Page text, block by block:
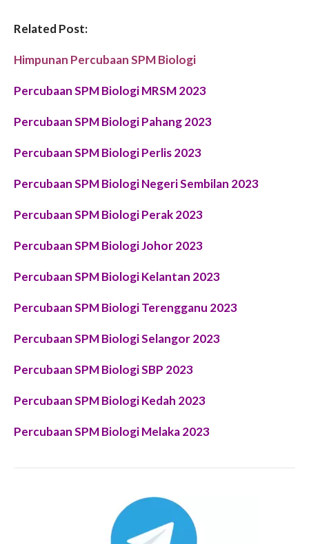
Related Post:
Himpunan Percubaan SPM Biologi
Percubaan SPM Biologi MRSM 2023
Percubaan SPMBiologi Pahang2023
Percubaan SPMBiologi Perlis2023
Percubaan SPMBiologi Negeri Sembilan 2023
Percubaan SPMBiologi Perak2023
Percubaan SPMBiologi Johor2023
Percubaan SPMBiologi Kelantan 2023
Percubaan SPMBiologi Terengganu 2023
Percubaan SPMBiologi Selangor2023
Percubaan SPMBiologi SBP 2023
Percubaan SPMBiologi Kedah 2023
Percubaan SPMBiologi Melaka2023